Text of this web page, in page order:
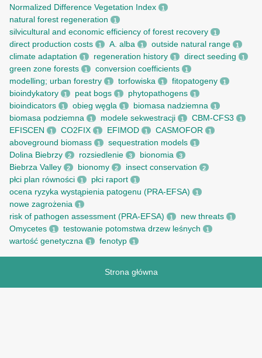
Normalized Difference Vegetation Index 1
natural forest regeneration 1
silvicultural and economic efficiency of forest recovery 1
direct production costs 1 A. alba 1 outside natural range 1
climate adaptation 1 regeneration history 1 direct seeding 1
green zone forests 1 conversion coefficients 1
modelling; urban forestry 1 torfowiska 1 fitopatogeny 1
bioindykatory 1 peat bogs 1 phytopathogens 1
bioindicators 1 obieg węgla 1 biomasa nadziemna 1
biomasa podziemna 1 modele sekwestracji 1 CBM-CFS3 1
EFISCEN 1 CO2FIX 1 EFIMOD 1 CASMOFOR 1
aboveground biomass 1 sequestration models 1
Dolina Biebrzy 2 rozsiedlenie 3 bionomia 3
Biebrza Valley 2 bionomy 2 insect conservation 2
płci plan równości 1 płci raport 1
ocena ryzyka wystąpienia patogenu (PRA-EFSA) 1
nowe zagrożenia 1
risk of pathogen assessment (PRA-EFSA) 1 new threats 1
Omycetes 1 testowanie potomstwa drzew leśnych 1
wartość genetyczna 1 fenotyp 1
Strona główna